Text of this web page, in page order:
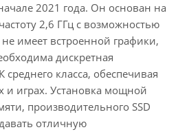
2021 года. Он основан на
2,6 ГГц с возможностью
имеет встроенной графики,
дискретная
класса, обеспечивая
и играх. Установка мощной
производительного SSD
отличную